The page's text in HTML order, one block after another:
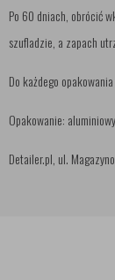
Po 60 dniach, obrócić
szufladzie, a zapach
Do każdego
Opakowanie:
Detailer.pl, ul.